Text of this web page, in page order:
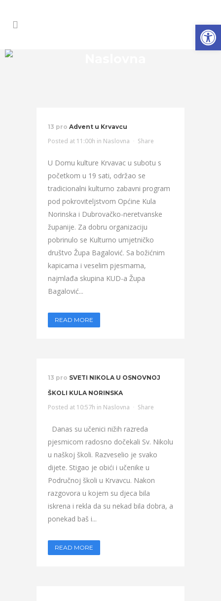
13 pro Advent u Krvavcu
Posted at 11:00h in Naslovna Share
U Domu kulture Krvavac u subotu s
početkom u 19 sati, održao se
tradicionalni kulturno zabavni program
pod pokroviteljstvom Općine Kula
Norinska i Dubrovačko-neretvanske
županije. Za dobru organizaciju
pobrinulo se Kulturno umjetničko
društvo Župa Bagalović. Sa božićnim
kapicama i veselim pjesmama,
najmlađa skupina KUD-a Župa
Bagalović...
READ MORE
13 pro SVETI NIKOLA U OSNOVNOJ
ŠKOLI KULA NORINSKA
Posted at 10:57h in Naslovna Share
Danas su učenici nižih razreda
pjesmicom radosno dočekali Sv. Nikolu
u naškoj školi. Razveselio je svako
dijete. Stigao je obići i učenike u
Područnoj školi u Krvavcu. Nakon
razgovora u kojem su djeca bila
iskrena i rekla da su nekad bila dobra, a
ponekad baš i...
READ MORE